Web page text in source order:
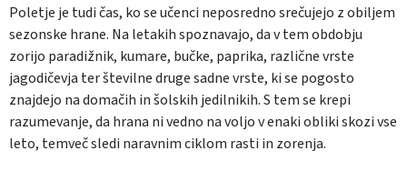
Poletje je tudi čas, ko se učenci neposredno srečujejo z obiljem
sezonske hrane. Na letakih spoznavajo, da v tem obdobju
zorijo paradižnik, kumare, bučke, paprika, različne vrste
jagodičevja ter številne druge sadne vrste, ki se pogosto
znajdejo na domačih in šolskih jedilnikih. S tem se krepi
razumevanje, da hrana ni vedno na voljo v enaki obliki skozi vse
leto, temveč sledi naravnim ciklom rasti in zorenja.